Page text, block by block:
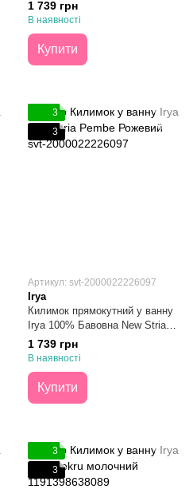
1 739 грн
В наявності
Купити
3
3
Артикул: svt-2000022226097
Irya
Килимок прямокутний у ванну
Irya 100% Бавовна New Stria
Pembe Рожевий 70х110
1 739 грн
В наявності
Купити
3
3